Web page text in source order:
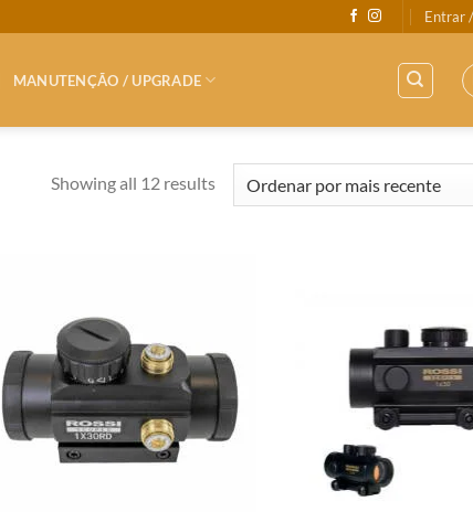
Entrar
MANUTENÇÃO / UPGRADE
Showing all 12 results